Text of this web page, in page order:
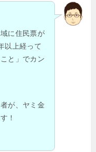
に住民票が
以上経って
と」でカン
が、ヤミ金
！